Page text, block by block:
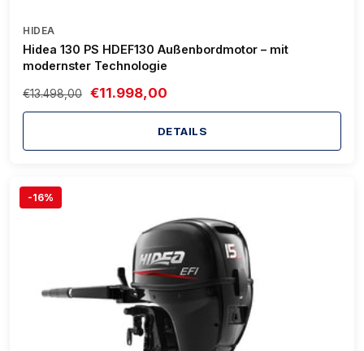
HIDEA
Hidea 130 PS HDEF130 Außenbordmotor – mit
modernster Technologie
€13.498,00 €11.998,00
DETAILS
-16%